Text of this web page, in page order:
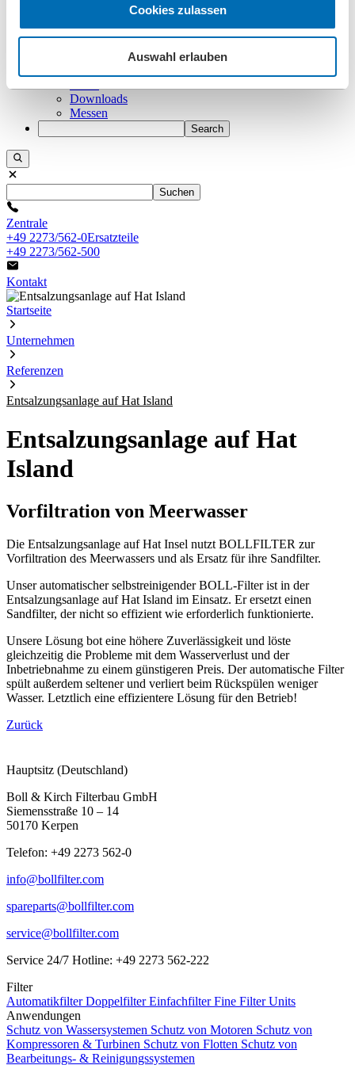
Cookies zulassen
Auswahl erlauben
Qualitätsmanagement
Referenzen
Unternehmensgeschichte
Downloads
Messen
Search
Suchen
Zentrale
+49 2273/562-0Ersatzteile
+49 2273/562-500
Kontakt
Startseite
Unternehmen
Referenzen
Entsalzungsanlage auf Hat Island
Entsalzungsanlage auf Hat
Island
Vorfiltration von Meerwasser
Die Entsalzungsanlage auf Hat Insel nutzt BOLLFILTER zur
Vorfiltration des Meerwassers und als Ersatz für ihre Sandfilter.
Unser automatischer selbstreinigender BOLL-Filter ist in der
Entsalzungsanlage auf Hat Island im Einsatz. Er ersetzt einen
Sandfilter, der nicht so effizient wie erforderlich funktionierte.
Unsere Lösung bot eine höhere Zuverlässigkeit und löste
gleichzeitig die Probleme mit dem Wasserverlust und der
Inbetriebnahme zu einem günstigeren Preis. Der automatische Filter
spült außerdem seltener und verliert beim Rückspülen weniger
Wasser. Letztlich eine effizientere Lösung für den Betrieb!
Zurück
Hauptsitz (Deutschland)
Boll & Kirch Filterbau GmbH
Siemensstraße 10 – 14
50170 Kerpen
Telefon: +49 2273 562-0
info@bollfilter.com
spareparts@bollfilter.com
service@bollfilter.com
Service 24/7 Hotline: +49 2273 562-222
Filter
AutomatikfilterDoppelfilterEinfachfilterFine Filter Units
Anwendungen
Schutz von Wassersystemen Schutz von Motoren Schutz von
Kompressoren & Turbinen Schutz von Flotten Schutz von
Bearbeitungs- & Reinigungssystemen